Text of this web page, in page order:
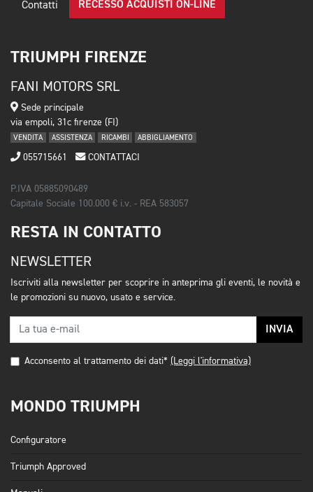
Contatti RECESSO ACQUISTI ON-LINE
TRIUMPH FIRENZE
FANI MOTORS SRL
Sede principale
via empoli, 31c firenze (FI)
VENDITA ASSISTENZA RICAMBI ABBIGLIAMENTO
055715661 CONTATTACI
P.IVA 05885090489
Capitale Sociale 100.000 € i.v. - REA 583057
RESTA IN CONTATTO
NEWSLETTER
Iscriviti alla newsletter per scoprire in anteprima gli eventi, le novità e
le promozioni su nuovo, usato e service.
INVIA
Acconsento al trattamento dei dati* (Leggi l'informativa)
MONDO TRIUMPH
Configuratore
Triumph Approved